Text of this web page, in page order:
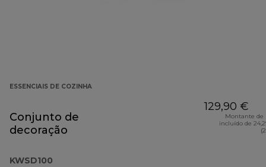
ESSENCIAIS DE COZINHA
Conjunto de
decoração
KWSD100
129,90 €
Montante de
incluído de